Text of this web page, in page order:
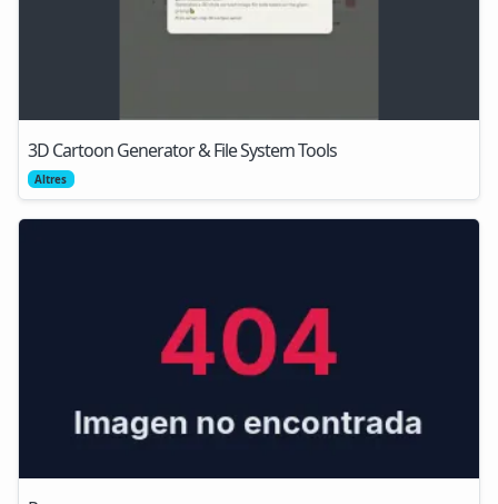
3D Cartoon Generator & File System Tools
Altres